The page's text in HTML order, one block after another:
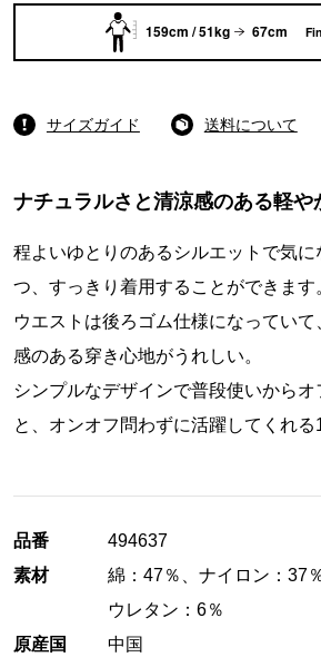
159cm / 51kg 67cm
サイズガイド 送料について
ナチュラルさと清涼感のある軽や
程よいゆとりのあるシルエットで気
つ、すっきり着用することができます
ウエストは後ろゴム仕様になってい
感のある穿き心地がうれしい。
シンプルなデザインで普段使いから
と、オンオフ問わずに活躍してくれる
品番
494637
素材
綿：47％、ナイロン：37
ウレタン：6％
原産国
中国